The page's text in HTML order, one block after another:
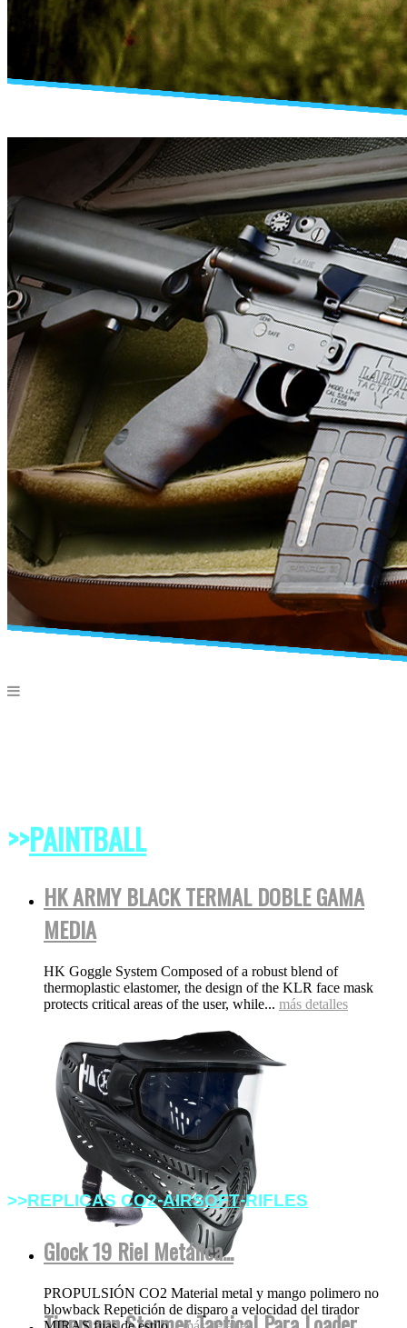
>>PAINTBALL
HK ARMY BLACK TERMAL DOBLE GAMA
MEDIA
HK Goggle System Composed of a robust blend of
thermoplastic elastomer, the design of the KLR face mask
protects critical areas of the user, while... más detalles
>>REPLICAS CO2-AIRSOFT-RIFLES
Glock 19 Riel Metálica...
PROPULSIÓN CO2 Material metal y mango polimero no
blowback Repetición de disparo a velocidad del tirador